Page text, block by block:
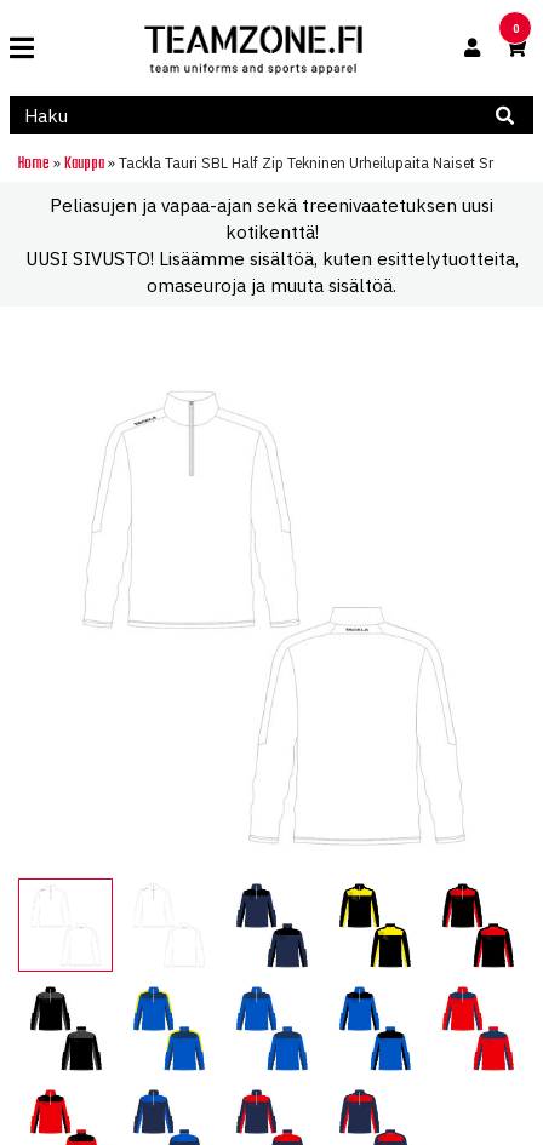
0
Home » Kauppa » Tackla Tauri SBL Half Zip Tekninen Urheilupaita Naiset Sr
Peliasujen ja vapaa-ajan sekä treenivaatetuksen uusi
kotikenttä!
UUSI SIVUSTO! Lisäämme sisältöä, kuten esittelytuotteita,
omaseuroja ja muuta sisältöä.